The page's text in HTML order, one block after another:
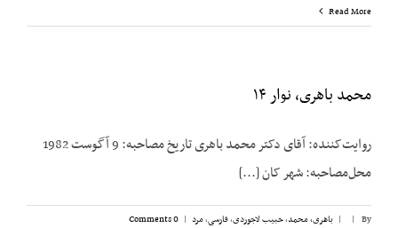
Read More
محمد باهری، نوار ۱۴
روایت‌کننده: آقای دکتر محمد باهری تاریخ مصاحبه: 9 آگوست 1982
محل‌مصاحبه: شهر کان [...]
By
|
| باهری، محمد,حبیب لاجوردی,فارسی,مرد |
0 Comments